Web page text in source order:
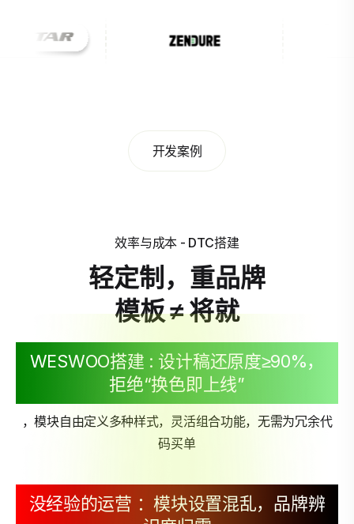
开发案例
效率与成本 - DTC搭建
轻定制，重品牌
模板 ≠ 将就
WESWOO搭建 : 设计稿还原度≥90%，
拒绝“换色即上线”
，模块自由定义多种样式，灵活组合功能，无需为冗余代
码买单
没经验的运营 ：模块设置混乱，品牌辨